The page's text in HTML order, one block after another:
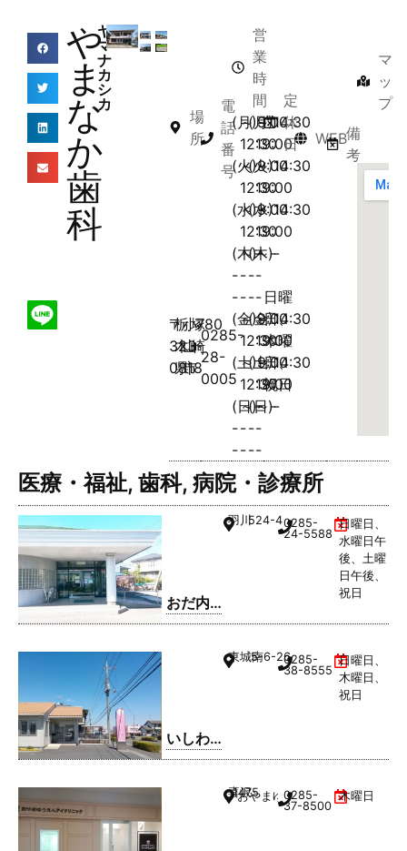
や
ま
な
か
歯
科
ヤ
マ
ナ
カ
シ
カ
場
所
〒
323-
0818
栃
木
県
小
山
市
塚
崎
780
電
話
番
号
0285-
28-
0005
営
業
時
間
(月)9:00
～
12:30
(月)14:30
～
19:00
(火)9:00
～
12:30
(火)14:30
～
19:00
(水)9:00
～
12:30
(水)14:30
～
19:00
(木)-
-
-
～-
-
-
(木)-
-
-
～-
-
-
(金)9:00
～
12:30
(金)14:30
～
19:00
(土)9:00
～
12:30
(土)14:30
～
19:00
(日)-
-
-
～-
-
-
(日)-
-
-
～-
-
-
定
休
日
日曜
日、
木曜
日、
祝日
WEB備
考
マ
ッ
プ
医療・福祉, 歯科, 病院・診療所
おだ内
科クリ
羽川524-40285-
24-5588
日曜日、
水曜日午
後、土曜
日午後、
祝日
いしわ
た歯科
東城南5-6-260285-
38-8555
日曜日、
木曜日、
祝日
喜沢
1475
おやまゆうえんハーヴェストウ
0285-
37-8500
木曜日